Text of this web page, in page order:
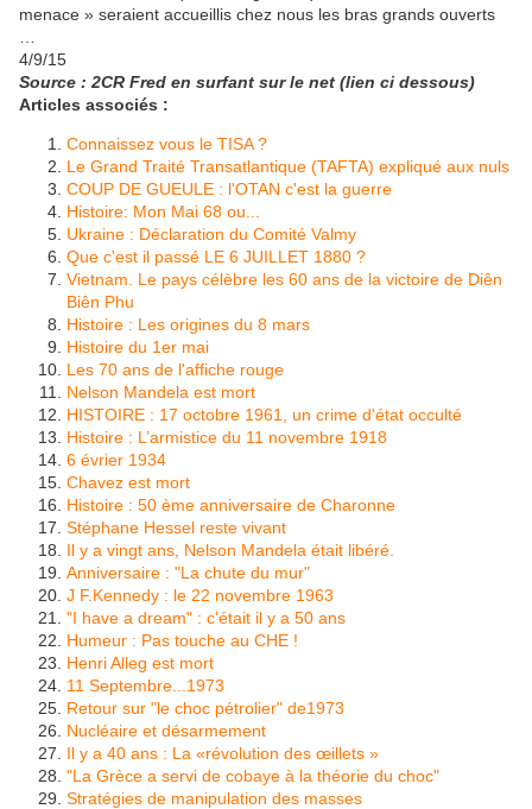
menace » seraient accueillis chez nous les bras grands ouverts
4/9/15
Source : 2CR Fred en surfant sur le net (lien ci dessous)
Articles associés :
Connaissez vous le TISA ?
Le Grand Traité Transatlantique (TAFTA) expliqué aux nuls
COUP DE GUEULE : l'OTAN c'est la guerre
Histoire: Mon Mai 68 ou...
Ukraine : Déclaration du Comité Valmy
Que c'est il passé LE 6 JUILLET 1880 ?
Vietnam. Le pays célèbre les 60 ans de la victoire de Diên
Biên Phu
Histoire : Les origines du 8 mars
Histoire du 1er mai
Les 70 ans de l'affiche rouge
Nelson Mandela est mort
HISTOIRE : 17 octobre 1961, un crime d'état occulté
Histoire : L’armistice du 11 novembre 1918
6 évrier 1934
Chavez est mort
Histoire : 50 ème anniversaire de Charonne
Stéphane Hessel reste vivant
Il y a vingt ans, Nelson Mandela était libéré.
Anniversaire : "La chute du mur"
J F.Kennedy : le 22 novembre 1963
"I have a dream" : c'était il y a 50 ans
Humeur : Pas touche au CHE !
Henri Alleg est mort
11 Septembre...1973
Retour sur "le choc pétrolier" de1973
Nucléaire et désarmement
Il y a 40 ans : La «révolution des œillets »
"La Grèce a servi de cobaye à la théorie du choc"
Stratégies de manipulation des masses